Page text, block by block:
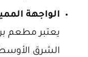
الواجهة
يعتبر مطعم
الشرق الأوسط